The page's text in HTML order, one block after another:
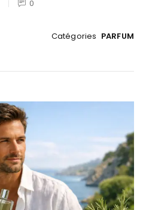
0
Catégories PARFUM